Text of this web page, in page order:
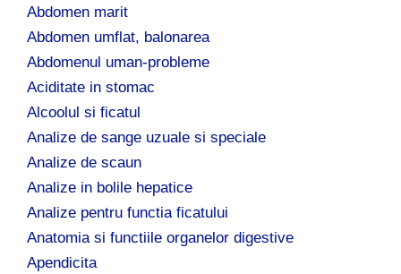
p
ă
Abdomen marit
Abdomen umflat, balonarea
Abdomenul uman-probleme
Aciditate in stomac
Alcoolul si ficatul
Analize de sange uzuale si speciale
Analize de scaun
Analize in bolile hepatice
Analize pentru functia ficatului
Anatomia si functiile organelor digestive
Apendicita